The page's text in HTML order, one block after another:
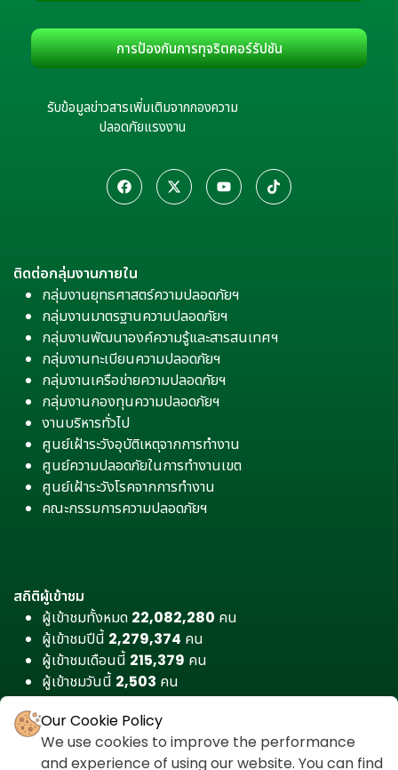
การป้องกันการทุจริตคอร์รัปชัน
รับข้อมูลข่าวสารเพิ่มเติมจากกองความ
ปลอดภัยแรงงาน
ติดต่อกลุ่มงานภายใน
กลุ่มงานยุทธศาสตร์ความปลอดภัยฯ
กลุ่มงานมาตรฐานความปลอดภัยฯ
กลุ่มงานพัฒนาองค์ความรู้และสารสนเทศฯ
กลุ่มงานทะเบียนความปลอดภัยฯ
กลุ่มงานเครือข่ายความปลอดภัยฯ
กลุ่มงานกองทุนความปลอดภัยฯ
งานบริหารทั่วไป
ศูนย์เฝ้าระวังอุบัติเหตุจากการทำงาน
ศูนย์ความปลอดภัยในการทำงานเขต
ศูนย์เฝ้าระวังโรคจากการทำงาน
คณะกรรมการความปลอดภัยฯ
สถิติผู้เข้าชม
ผู้เข้าชมทั้งหมด 22,082,280 คน
ผู้เข้าชมปีนี้ 2,279,374 คน
ผู้เข้าชมเดือนนี้ 215,379 คน
ผู้เข้าชมวันนี้ 2,503 คน
Our Cookie Policy
We use cookies to improve the performance
and experience of using our website. You can find